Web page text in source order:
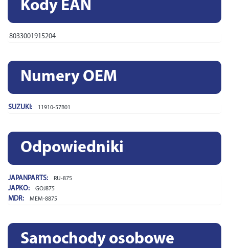
Kody EAN
8033001915204
Numery OEM
SUZUKI: 11910-57B01
Odpowiedniki
JAPANPARTS: RU-875
JAPKO: GOJ875
MDR: MEM-8875
Samochody osobowe